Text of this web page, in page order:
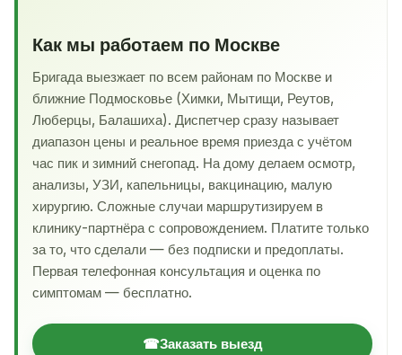
Как мы работаем по Москве
Бригада выезжает по всем районам по Москве и
ближние Подмосковье (Химки, Мытищи, Реутов,
Люберцы, Балашиха). Диспетчер сразу называет
диапазон цены и реальное время приезда с учётом
час пик и зимний снегопад. На дому делаем осмотр,
анализы, УЗИ, капельницы, вакцинацию, малую
хирургию. Сложные случаи маршрутизируем в
клинику-партнёра с сопровождением. Платите только
за то, что сделали — без подписки и предоплаты.
Первая телефонная консультация и оценка по
симптомам — бесплатно.
☎Заказать выезд